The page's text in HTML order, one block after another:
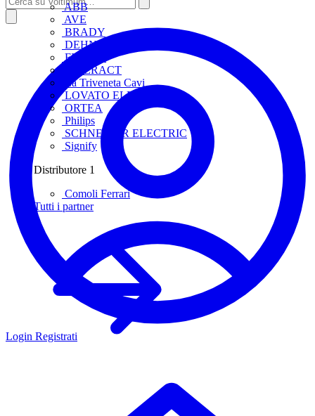
ABB
AVE
BRADY
DEHN
FINDER
INTERACT
La Triveneta Cavi
LOVATO ELECTRIC
ORTEA
Philips
SCHNEIDER ELECTRIC
Signify
Distributore 1
Comoli Ferrari
Tutti i partner
Login Registrati